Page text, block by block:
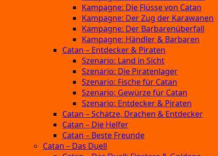
Kampagne: Die Flüsse von Catan
Kampagne: Der Zug der Karawanen
Kampagne: Der Barbarenüberfall
Kampagne: Händler & Barbaren
Catan – Entdecker & Piraten
Szenario: Land in Sicht
Szenario: Die Piratenlager
Szenario: Fische für Catan
Szenario: Gewürze für Catan
Szenario: Entdecker & Piraten
Catan – Schätze, Drachen & Entdecker
Catan – Die Helfer
Catan – Beste Freunde
Catan – Das Duell